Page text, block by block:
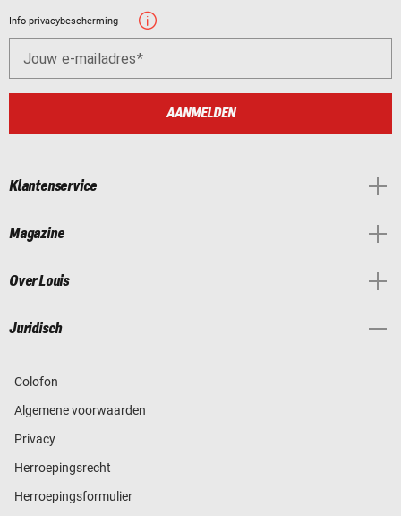
Info privacybescherming
Jouw e-mailadres
AANMELDEN
Klantenservice
Magazine
Over Louis
Juridisch
Colofon
Algemene voorwaarden
Privacy
Herroepingsrecht
Herroepingsformulier